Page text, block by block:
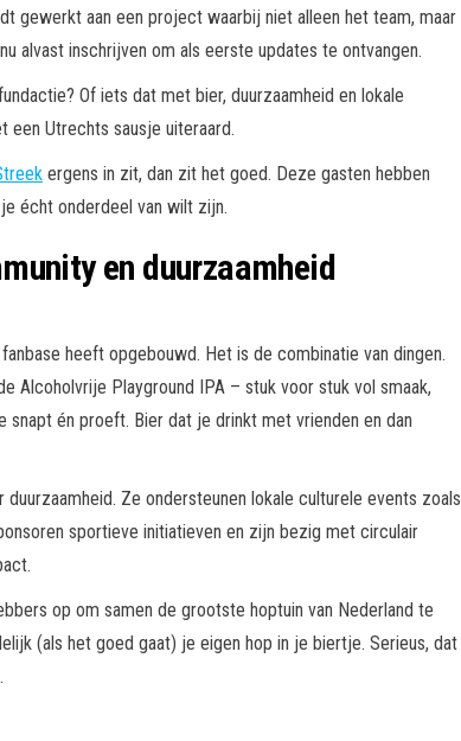
gewerkt aan een project waarbij niet alleen het team, maar
alvast inschrijven om als eerste updates te ontvangen.
Of iets dat met bier, duurzaamheid en lokale
een Utrechts sausje uiteraard.
ergens in zit, dan zit het goed. Deze gasten hebben
écht onderdeel van wilt zijn.
en duurzaamheid
heeft opgebouwd. Het is de combinatie van dingen.
Alcoholvrije Playground IPA – stuk voor stuk vol smaak,
snapt én proeft. Bier dat je drinkt met vrienden en dan
Ze ondersteunen lokale culturele events zoals
sportieve initiatieven en zijn bezig met circulair
op om samen de grootste hoptuin van Nederland te
(als het goed gaat) je eigen hop in je biertje. Serieus, dat